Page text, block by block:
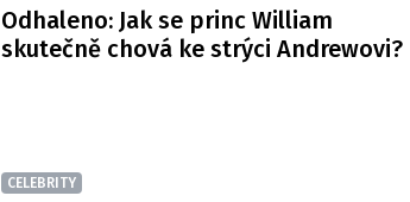
Odhaleno: Jak se princ William
skutečně chová ke strýci Andrewovi?
CELEBRITY